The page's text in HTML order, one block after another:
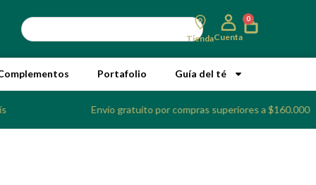
TiendaCuenta
0
Portafolio Guía del té
Envío gratuito por compras superiores a $160.000